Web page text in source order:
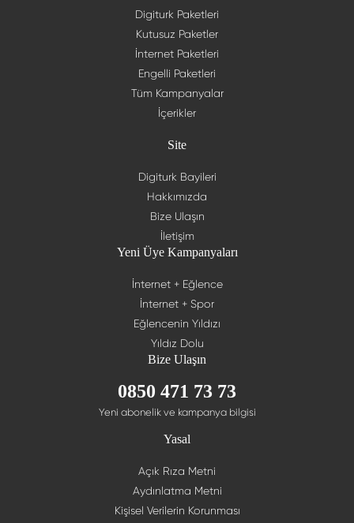
Digiturk Paketleri
Kutusuz Paketler
İnternet Paketleri
Engelli Paketleri
Tüm Kampanyalar
İçerikler
Site
Digiturk Bayileri
Hakkımızda
Bize Ulaşın
İletişim
Yeni Üye Kampanyaları
İnternet + Eğlence
İnternet + Spor
Eğlencenin Yıldızı
Yıldız Dolu
Bize Ulaşın
0850 471 73 73
Yeni abonelik ve kampanya bilgisi
Yasal
Açık Rıza Metni
Aydınlatma Metni
Kişisel Verilerin Korunması